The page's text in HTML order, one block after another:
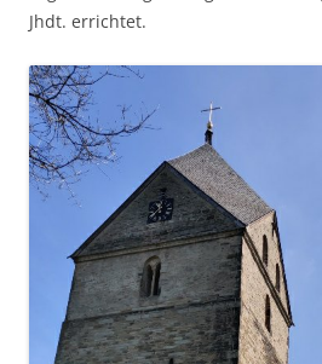
Jhdt. errichtet.